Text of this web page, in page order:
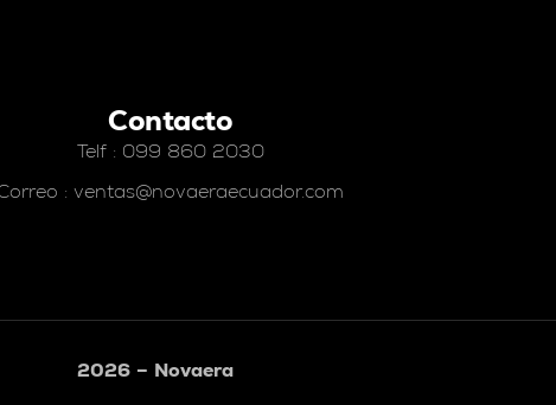
Contacto
Telf : 099 860 2030
: ventas@novaeraecuador.com
2026 – Novaera